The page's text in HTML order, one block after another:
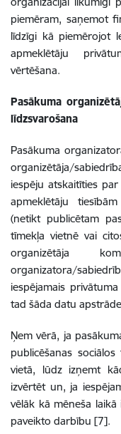
piemēram, saņemot
līdzīgi kā piemērojot
apmeklētāju
vērtēšana.
Pasākuma
līdzsvarošana
Pasākuma
organizētāja/
iespēju atskaitīties
apmeklētāju
(netikt publicētam
tīmekļa vietnē vai
organizētāja
organizatora/
iespējamais
tad šāda datu
Ņem vērā, ja
publicēšanas
vietā, lūdz izņemt
izvērtēt un, ja
vēlāk kā mēneša
paveikto darbību [7].